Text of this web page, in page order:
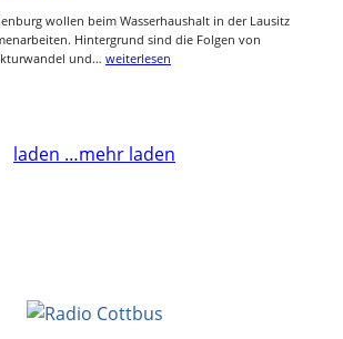
wollen beim Wasserhaushalt in der Lausitz
Hintergrund sind die Folgen von
und… weiterlesen
laden …mehr laden